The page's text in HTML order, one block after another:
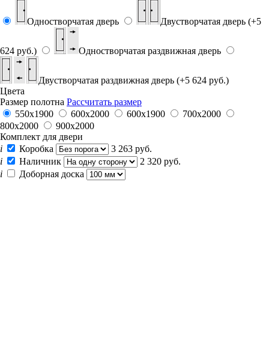
Одностворчатая дверь Двустворчатая дверь (+5
624 руб.) Одностворчатая раздвижная дверь
Двустворчатая раздвижная дверь (+5 624 руб.)
Цвета
Размер полотна Рассчитать размер
550х1900
600x2000 600х1900
700x2000
800x2000
900x2000
Комплект для двери
i
Коробка
3 263 руб.
i
Наличник
2 320 руб.
i
Доборная доска